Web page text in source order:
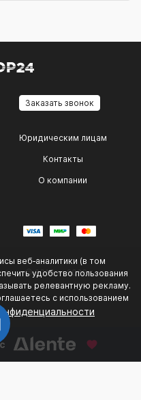
веб‑аналитики (в том
удобство пользования
релевантную рекламу.
с использованием
Заказать звонок
Юридическим лицам
Контакты
О компании
© 2014 — 2026 г.
.